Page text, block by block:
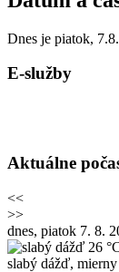
Dnes je piatok,
E-služby
Aktuálne
<<
>>
dnes, piatok 7. 8.
26
slabý dážď,